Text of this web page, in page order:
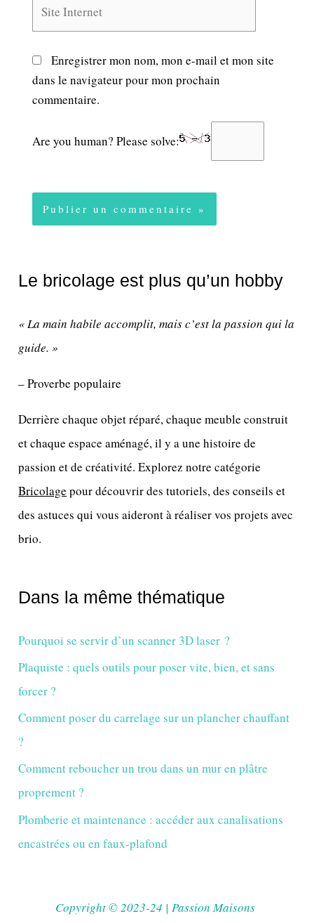
Internet
Enregistrer mon nom, mon e-mail et mon site
dans le navigateur pour mon prochain
commentaire.
Are you human? Please solve:
Le bricolage est plus qu’un hobby
« La main habile accomplit, mais c’est la passion qui la
guide. »
– Proverbe populaire
Derrière chaque objet réparé, chaque meuble construit
et chaque espace aménagé, il y a une histoire de
passion et de créativité. Explorez notre catégorie
Bricolage pour découvrir des tutoriels, des conseils et
des astuces qui vous aideront à réaliser vos projets avec
brio.
Dans la même thématique
Pourquoi se servir d’un scanner 3D laser ?
Plaquiste : quels outils pour poser vite, bien, et sans
forcer ?
Comment poser du carrelage sur un plancher chauffant
?
Comment reboucher un trou dans un mur en plâtre
proprement ?
Plomberie et maintenance : accéder aux canalisations
encastrées ou en faux-plafond
Copyright © 2023-24 | Passion Maisons